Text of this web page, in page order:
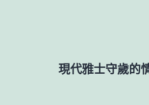
現代雅士守歲的